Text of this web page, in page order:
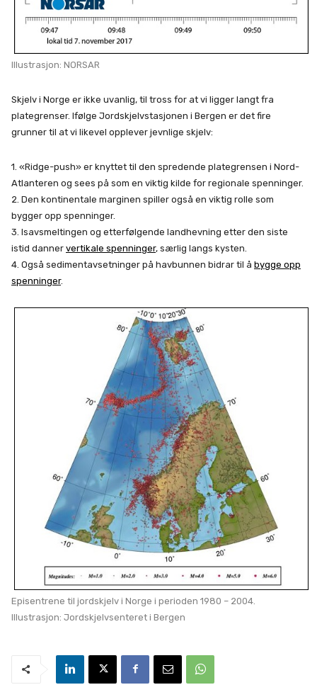
Illustrasjon: NORSAR
Skjelv i Norge er ikke uvanlig, til tross for at vi ligger langt fra
plategrenser. Ifølge Jordskjelvstasjonen i Bergen er det fire
grunner til at vi likevel opplever jevnlige skjelv:
1. «Ridge-push» er knyttet til den spredende plategrensen i Nord-
Atlanteren og sees på som en viktig kilde for regionale spenninger.
2. Den kontinentale marginen spiller også en viktig rolle som
bygger opp spenninger.
3. Isavsmeltingen og etterfølgende landhevning etter den siste
istid danner vertikale spenninger, særlig langs kysten.
4. Også sedimentavsetninger på havbunnen bidrar til å bygge opp
spenninger.
Episentrene til jordskjelv i Norge i perioden 1980 – 2004.
Illustrasjon: Jordskjelvsenteret i Bergen